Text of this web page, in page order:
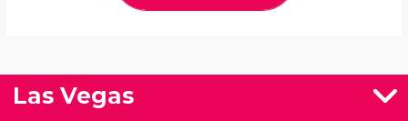
Las Vegas